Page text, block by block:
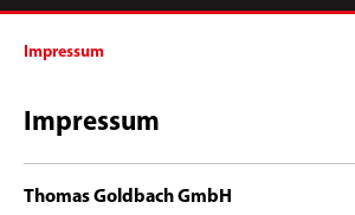
Impressum
Impressum
Thomas Goldbach GmbH